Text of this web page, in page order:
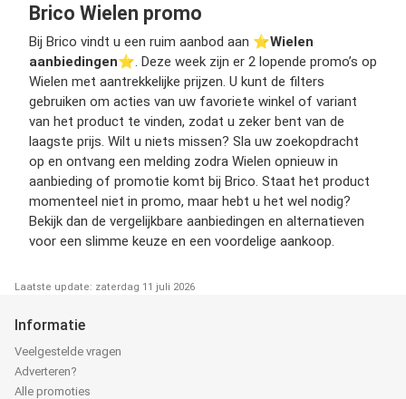
Brico Wielen promo
Bij Brico vindt u een ruim aanbod aan ⭐️Wielen
aanbiedingen⭐️. Deze week zijn er 2 lopende promo’s op
Wielen met aantrekkelijke prijzen. U kunt de filters
gebruiken om acties van uw favoriete winkel of variant
van het product te vinden, zodat u zeker bent van de
laagste prijs. Wilt u niets missen? Sla uw zoekopdracht
op en ontvang een melding zodra Wielen opnieuw in
aanbieding of promotie komt bij Brico. Staat het product
momenteel niet in promo, maar hebt u het wel nodig?
Bekijk dan de vergelijkbare aanbiedingen en alternatieven
voor een slimme keuze en een voordelige aankoop.
Laatste update: zaterdag 11 juli 2026
Informatie
Veelgestelde vragen
Adverteren?
Alle promoties